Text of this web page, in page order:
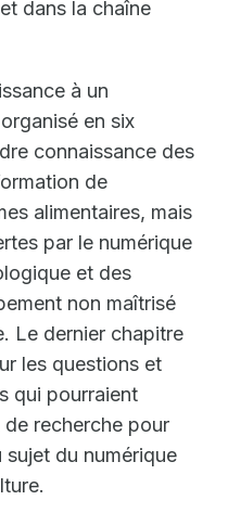
dans la chaîne
à un
en six
connaissance des
de
alimentaires, mais
par le numérique
et des
non maîtrisé
Le dernier chapitre
les questions et
qui pourraient
de recherche pour
du numérique